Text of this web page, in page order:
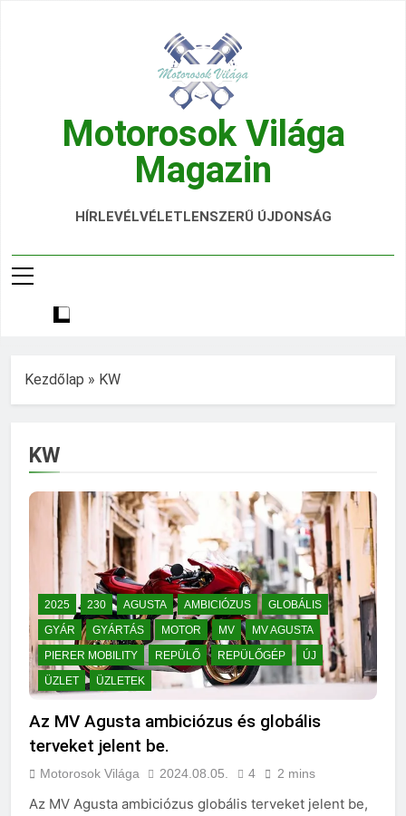
Motorosok Világa
Magazin
Hírek, Tesztek, Élmények Egy Helyen!
HÍRLEVÉLVÉLETLENSZERŰ ÚJDONSÁG
Kezdőlap » KW
KW
2025 230 AGUSTA AMBICIÓZUS
GLOBÁLIS
GYÁR
GYÁRTÁS MOTOR MV
MV AGUSTA
PIERER MOBILITY
REPÜLŐ REPÜLŐGÉP
ÚJ
ÜZLET
ÜZLETEK
Az MV Agusta ambiciózus és globális
terveket jelent be.
Motorosok Világa 2024.08.05. 4 2 mins
Az MV Agusta ambiciózus globális terveket jelent be,